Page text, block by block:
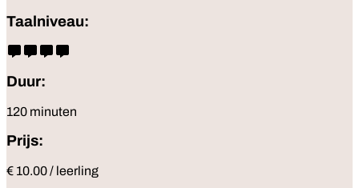
Taalniveau:
Duur:
120 minuten
Prijs:
€ 10.00 / leerling